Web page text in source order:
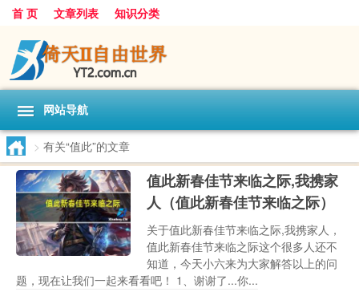
首 页 文章列表 知识分类
网站导航
> 有关“值此”的文章
值此新春佳节来临之际,我携家
人（值此新春佳节来临之际）
关于值此新春佳节来临之际,我携家人，
值此新春佳节来临之际这个很多人还不
知道，今天小六来为大家解答以上的问
题，现在让我们一起来看看吧！ 1、谢谢了...你...